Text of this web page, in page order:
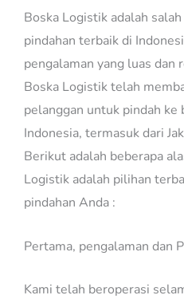
Boska Logistik adalah
pindahan terbaik di
pengalaman yang luas dan
Boska Logistik telah
pelanggan untuk pindah ke
Indonesia, termasuk dari
Berikut adalah beberapa
Logistik adalah pilihan
pindahan Anda :
Pertama, pengalaman dan
Kami telah beroperasi